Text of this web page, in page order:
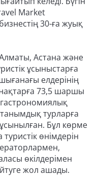
Market
30-ға жуық
Астана және
ұсыныстарға
елдерінің
73,5 шаршы
турларға
ұсынылған. Бұл көрме
өнімдерін
өкілдерімен
жол ашады.